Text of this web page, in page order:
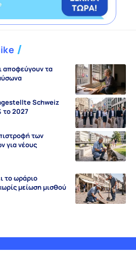
αποφεύγουν τα
Schweiz
το 2027
των
για νέους
το ωράριο
μείωση μισθού